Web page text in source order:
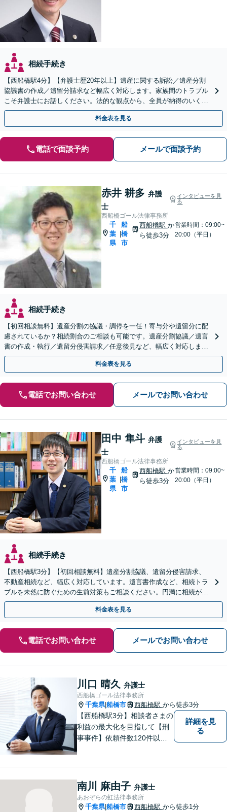
相続手続き
【西船橋駅4分】【弁護士歴20年以上】遺産に関する訴訟／遺産分割
協議書の作成／遺留分請求など幅広く対応します。家族間のトラブル
こそ弁護士にお話しください。法的な観点から、全員が納得のいく解
決へ尽力いたします【土日相談可能】
料金表を見る
電話で面談予約 メールで面談予約
赤井 耕多 弁護
士
インタビューを見
る
西船橋ゴール法律事務所
千
葉
県
船
橋
市
西船橋駅 か
ら徒歩3分
営業時間：09:00~
20:00（平日）
相続手続き
【初回相談無料】遺産分割の協議・調停を一任！寄与分や遺留分に配
慮されているか？相続割合のご相談も可能です。遺産分割協議／遺言
書の作成・執行／遺留分侵害請求／任意後見など、幅広く対応します
【夜間・休日面談可】【西船橋駅3分】
料金表を見る
電話でお問い合わせ メールでお問い合わせ
田中 隼斗 弁護
士
インタビューを見
る
西船橋ゴール法律事務所
千
葉
県
船
橋
市
西船橋駅 か
ら徒歩3分
営業時間：09:00~
20:00（平日）
相続手続き
【西船橋駅3分】【初回相談無料】遺産分割協議、遺留分侵害請求、
不動産相続など、幅広く対応しています。遺言書作成など、相続トラ
ブルを未然に防ぐための生前対策もご相談ください。円満に相続が終
えられるよう、全力でサポートいたします。
料金表を見る
電話でお問い合わせ メールでお問い合わせ
川口 晴久 弁護士
西船橋ゴール法律事務所
千葉県|船橋市 西船橋駅 から徒歩3分
【西船橋駅3分】相談者さまの
利益の最大化を目指して【刑
事事件】依頼件数120件以
豊富な対応実績。セカンドオ
ピニオンも可能です【初回相
談無料】【夜間／土日祝日対
詳細を見
る
南川 麻由子 弁護士
あおぞらの虹法律事務所
千葉県|船橋市 西船橋駅 から徒歩1分